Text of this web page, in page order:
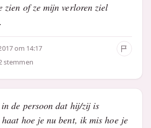
zien of ze mijn verloren ziel
om 14:17
stemmen
in de persoon dat hij/zij is
hoe je nu bent, ik mis hoe je